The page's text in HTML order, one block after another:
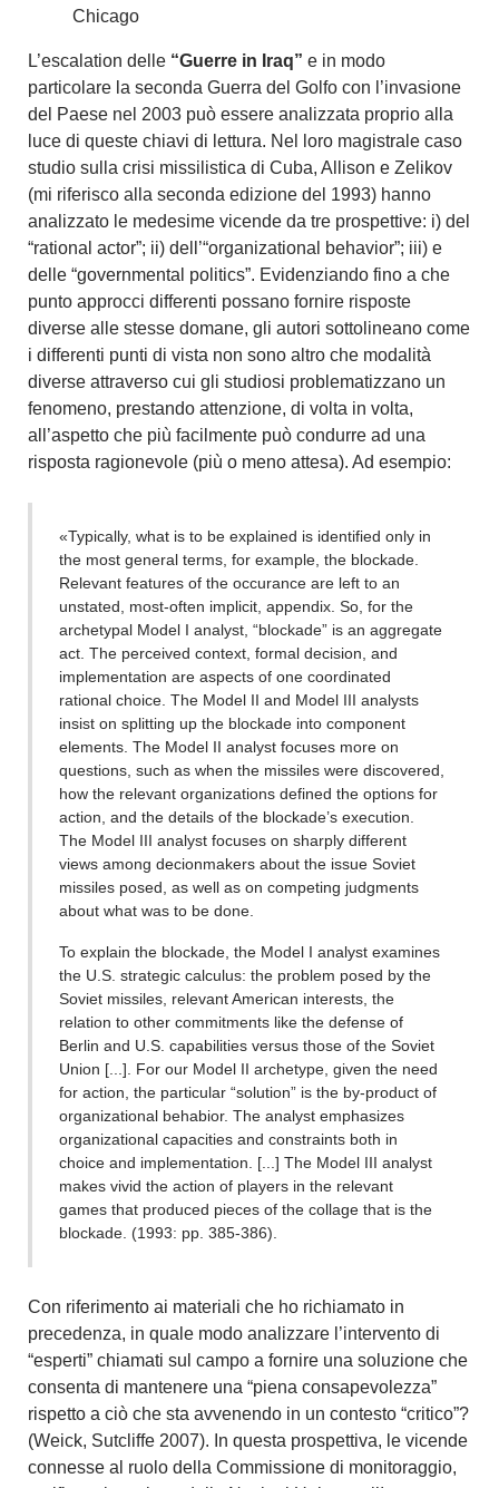
Chicago
L’escalation delle“Guerre in Iraq” e in modo
particolare la seconda Guerra del Golfo con l’invasione
del Paese nel 2003 può essere analizzata proprio alla
luce di queste chiavi di lettura. Nel loro magistrale caso
studio sulla crisi missilistica di Cuba, Allison e Zelikov
(mi riferisco alla seconda edizione del 1993) hanno
analizzato le medesime vicende da tre prospettive: i) del
“rational actor”; ii) dell’“organizational behavior”; iii) e
delle “governmental politics”. Evidenziando fino a che
punto approcci differenti possano fornire risposte
diverse alle stesse domane, gli autori sottolineano come
i differenti punti di vista non sono altro che modalità
diverse attraverso cui gli studiosi problematizzano un
fenomeno, prestando attenzione, di volta in volta,
all’aspetto che più facilmente può condurre ad una
risposta ragionevole (più o meno attesa). Ad esempio:
«Typically, what is to be explained is identified only in
the most general terms, for example, the blockade.
Relevant features of the occurance are left to an
unstated, most-often implicit, appendix. So, for the
archetypal Model I analyst, “blockade” is an aggregate
act. The perceived context, formal decision, and
implementation are aspects of one coordinated
rational choice. The Model II and Model III analysts
insist on splitting up the blockade into component
elements. The Model II analyst focuses more on
questions, such as when the missiles were discovered,
how the relevant organizations defined the options for
action, and the details of the blockade’s execution.
The Model III analyst focuses on sharply different
views among decionmakers about the issue Soviet
missiles posed, as well as on competing judgments
about what was to be done.
To explain the blockade, the Model I analyst examines
the U.S. strategic calculus: the problem posed by the
Soviet missiles, relevant American interests, the
relation to other commitments like the defense of
Berlin and U.S. capabilities versus those of the Soviet
Union [...]. For our Model II archetype, given the need
for action, the particular “solution” is the by-product of
organizational behabior. The analyst emphasizes
organizational capacities and constraints both in
choice and implementation. [...] The Model III analyst
makes vivid the action of players in the relevant
games that produced pieces of the collage that is the
blockade. (1993: pp. 385-386).
Con riferimento ai materiali che ho richiamato in
precedenza, in quale modo analizzare l’intervento di
“esperti” chiamati sul campo a fornire una soluzione che
consenta di mantenere una “piena consapevolezza”
rispetto a ciò che sta avvenendo in un contesto “critico”?
(Weick, Sutcliffe 2007). In questa prospettiva, le vicende
connesse al ruolo della Commissione di monitoraggio,